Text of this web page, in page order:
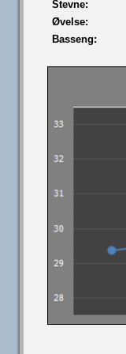
Stevne:
Øvelse:
Basseng: